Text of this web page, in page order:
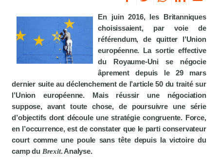
En juin 2016, les Britanniques
choisissaient, par voie de
référendum, de quitter l’Union
européenne. La sortie effective
du Royaume-Uni se négocie
âprement depuis le 29 mars
dernier suite au déclenchement de l’article 50 du traité sur
l’Union européenne. Mais réussir une négociation
suppose, avant toute chose, de poursuivre une série
d’objectifs dont découle une stratégie congruente. Force,
en l’occurrence, est de constater que le parti conservateur
court comme une poule sans tête depuis la victoire du
camp du Brexit. Analyse.